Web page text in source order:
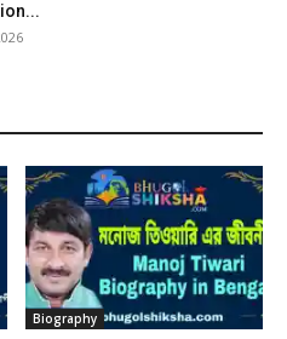
Biography